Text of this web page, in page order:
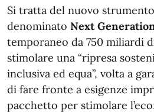
Si tratta del nuovo
denominato Next
temporaneo da 750 miliardi
stimolare una “ripresa
inclusiva ed equa”, volta a
di fare fronte a esigenze
pacchetto per stimolare